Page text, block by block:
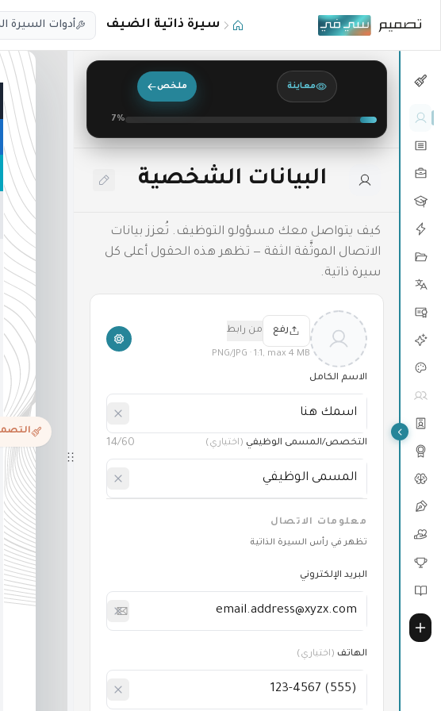
تخطي إلى المحتوى الرئيسي
سيرة ذاتية الضيف أدوات السيرة
معاينة ملخص
7%
البيانات الشخصية
كيف يتواصل معك مسؤولو التوظيف. تُعزز بيانات
الاتصال الموثَّقة الثقة — تظهر هذه الحقول أعلى كل
سيرة ذاتية.
رفع من رابط
PNG/JPG · 1:1, max 4 MB
الاسم الكامل
التخصص/المسمى الوظيفي (اختياري)
14/60
معلومات الاتصال
تظهر في رأس السيرة الذاتية
البريد الإلكتروني
الهاتف (اختياري)